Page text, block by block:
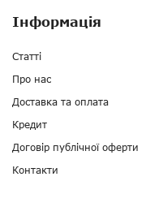
Інформація
Статті
Про нас
Доставка та оплата
Кредит
Договір публічної оферти
Контакти